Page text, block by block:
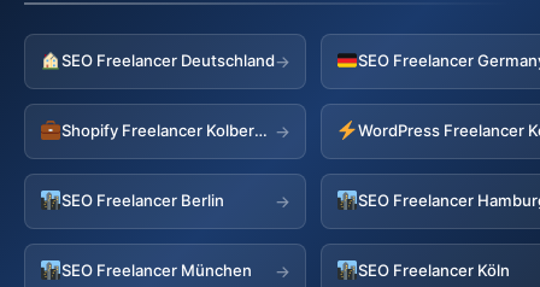
SEO Freelancer Deutschland→
Shopify Freelancer Kolbermoor → WordPress Freelancer
SEO Freelancer Berlin → SEO Freelancer
SEO Freelancer München → SEO Freelancer Köln